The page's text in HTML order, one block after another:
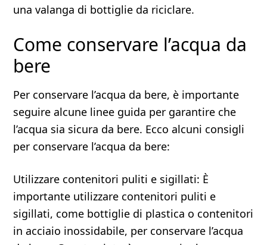
una valanga di bottiglie da riciclare.
Come conservare l’acqua da
bere
Per conservare l’acqua da bere, è importante
seguire alcune linee guida per garantire che
l’acqua sia sicura da bere. Ecco alcuni consigli
per conservare l’acqua da bere:
Utilizzare contenitori puliti e sigillati: È
importante utilizzare contenitori puliti e
sigillati, come bottiglie di plastica o contenitori
in acciaio inossidabile, per conservare l’acqua